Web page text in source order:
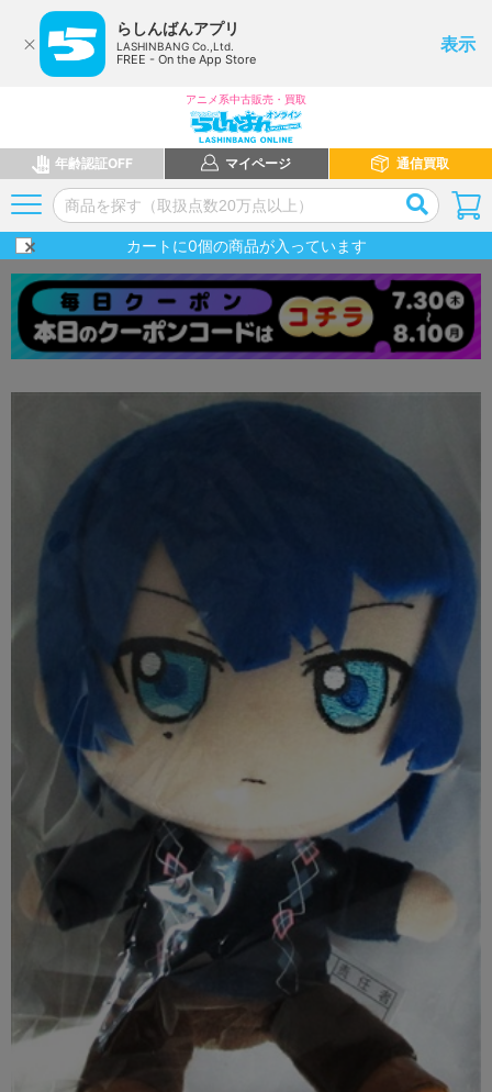
らしんばんアプリ
LASHINBANG Co.,Ltd.
FREE - On the App Store
表示
アニメ系中古販売・買取
年齢認証OFF マイページ 通信買取
カートに0個の商品が入っています